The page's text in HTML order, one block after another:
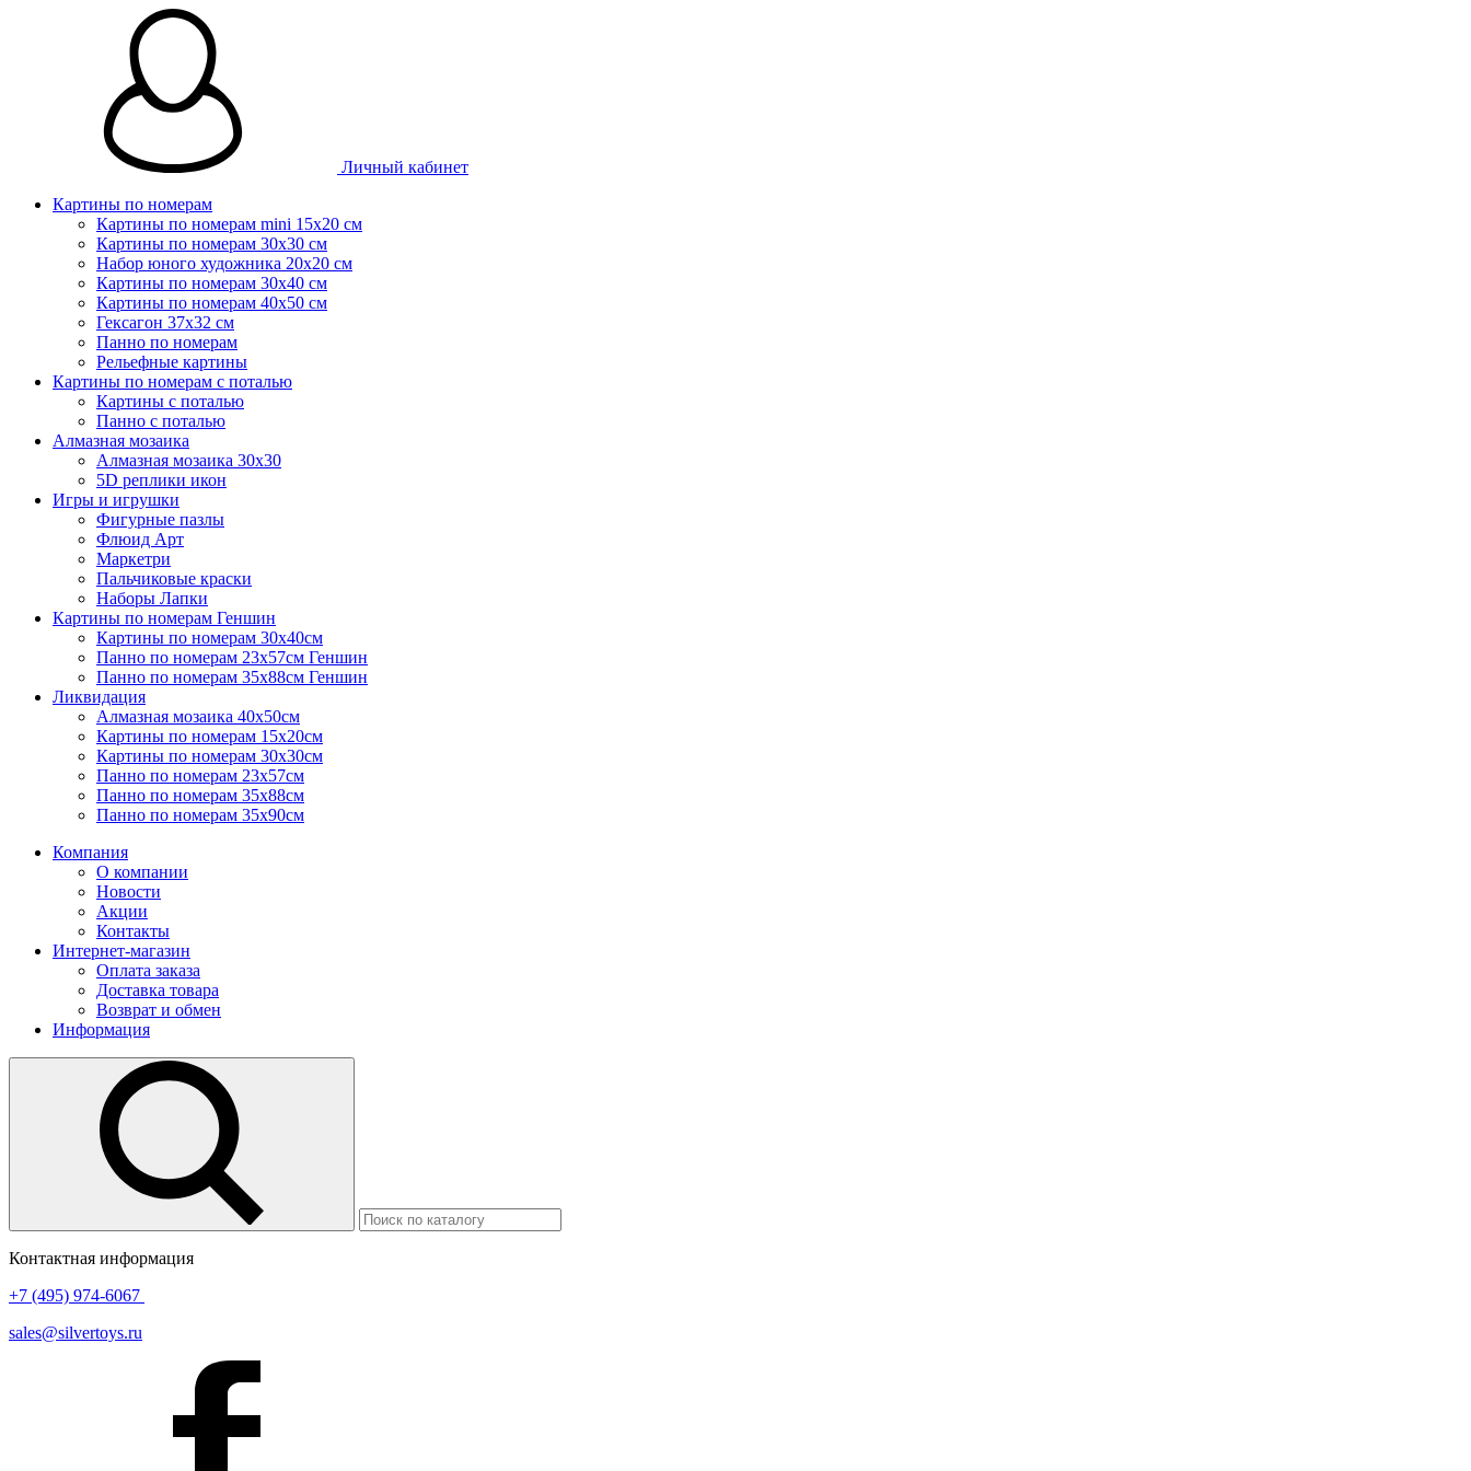
Личный кабинет
Картины по номерам
Картины по номерам mini 15х20 см
Картины по номерам 30x30 см
Набор юного художника 20х20 см
Картины по номерам 30х40 см
Картины по номерам 40х50 см
Гексагон 37х32 см
Панно по номерам
Рельефные картины
Картины по номерам с поталью
Картины с поталью
Панно с поталью
Алмазная мозаика
Алмазная мозаика 30х30
5D реплики икон
Игры и игрушки
Фигурные пазлы
Флюид Арт
Маркетри
Пальчиковые краски
Наборы Лапки
Картины по номерам Геншин
Картины по номерам 30х40см
Панно по номерам 23х57см Геншин
Панно по номерам 35х88см Геншин
Ликвидация
Алмазная мозаика 40х50см
Картины по номерам 15х20см
Картины по номерам 30х30см
Панно по номерам 23х57см
Панно по номерам 35х88см
Панно по номерам 35х90см
Компания
О компании
Новости
Акции
Контакты
Интернет-магазин
Оплата заказа
Доставка товара
Возврат и обмен
Информация
Контактная информация
+7 (495) 974-6067
sales@silvertoys.ru